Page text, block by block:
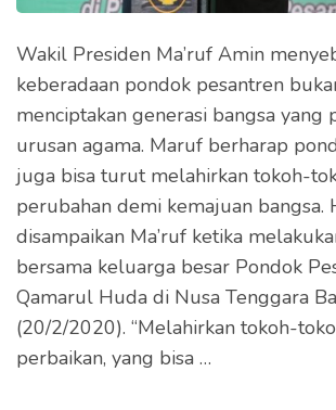
Wakil Presiden Ma’ruf Amin
keberadaan pondok pesantren
menciptakan generasi bangsa yang
urusan agama. Maruf berharap
juga bisa turut melahirkan tokoh-
perubahan demi kemajuan bangsa.
disampaikan Ma’ruf ketika
bersama keluarga besar Pondok
Qamarul Huda di Nusa Tenggara
(20/2/2020). “Melahirkan tokoh-
perbaikan, yang bisa …